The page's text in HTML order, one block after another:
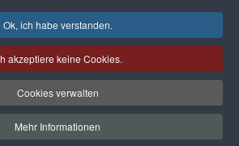
Ok, ich habe verstanden.
akzeptiere keine Cookies.
Cookies verwalten
Mehr Informationen
Facebook RSS
vonPharma-networx
hoch